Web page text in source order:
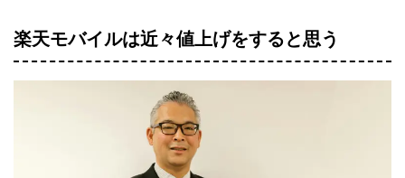
楽天モバイルは近々値上げをすると思う